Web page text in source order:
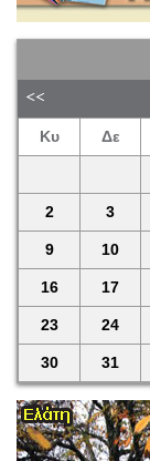
Κυ Δε
2 3
9 10
16 17
23 24
30 31